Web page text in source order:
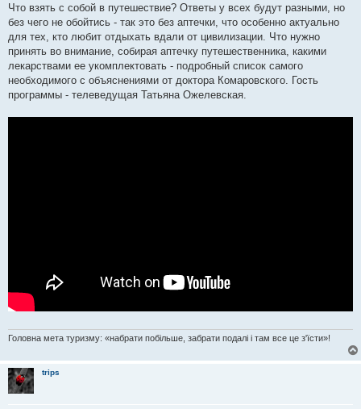
в
д
о
л
е
н
я
Что взять с собой в путешествие? Ответы у всех будут разными, но
без чего не обойтись - так это без аптечки, что особенно актуально
для тех, кто любит отдыхать вдали от цивилизации. Что нужно
принять во внимание, собирая аптечку путешественника, какими
лекарствами ее укомплектовать - подробный список самого
необходимого с объяснениями от доктора Комаровского. Гость
программы - телеведущая Татьяна Ожелевская.
Головна мета туризму: «набрати побільше, забрати подалі і там все це з'їсти»!
trips